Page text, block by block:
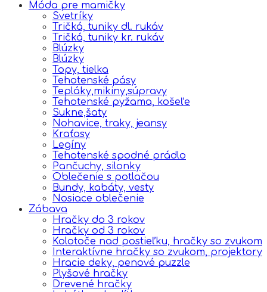
Móda pre mamičky
Svetríky
Tričká, tuniky dl. rukáv
Tričká, tuniky kr. rukáv
Blúzky
Blúzky
Topy, tielka
Tehotenské pásy
Tepláky,mikiny,súpravy
Tehotenské pyžama, košeľe
Sukne,šaty
Nohavice, traky, jeansy
Kraťasy
Legíny
Tehotenské spodné prádlo
Pančuchy, silonky
Oblečenie s potlačou
Bundy, kabáty, vesty
Nosiace oblečenie
Zábava
Hračky do 3 rokov
Hračky od 3 rokov
Kolotoče nad postieľku, hračky so zvukom
Interaktívne hračky so zvukom, projektory
Hracie deky, penové puzzle
Plyšové hračky
Drevené hračky